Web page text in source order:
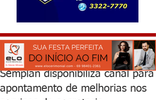
Semplan disponibiliza canal para
apontamento de melhorias nos